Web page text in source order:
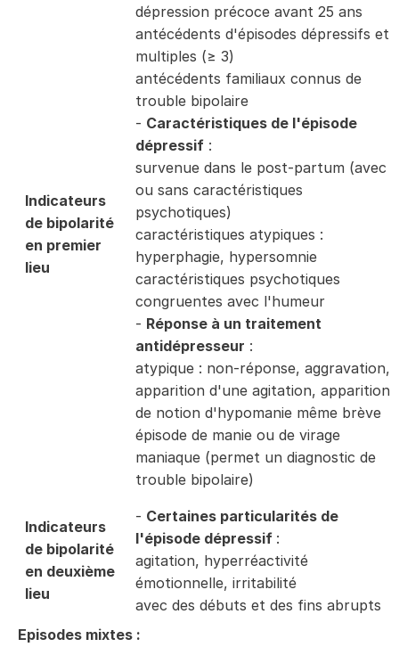
Indicateurs
de bipolarité
en premier
lieu
dépression précoce avant 25 ans
antécédents d'épisodes dépressifs et
multiples (≥ 3)
antécédents familiaux connus de
trouble bipolaire
- Caractéristiques de l'épisode
dépressif :
survenue dans le post-partum (avec
ou sans caractéristiques
psychotiques)
caractéristiques atypiques :
hyperphagie, hypersomnie
caractéristiques psychotiques
congruentes avec l'humeur
- Réponse à un traitement
antidépresseur :
atypique : non-réponse, aggravation,
apparition d'une agitation, apparition
de notion d'hypomanie même brève
épisode de manie ou de virage
maniaque (permet un diagnostic de
trouble bipolaire)
Indicateurs
de bipolarité
en deuxième
lieu
- Certaines particularités de
l'épisode dépressif :
agitation, hyperréactivité
émotionnelle, irritabilité
avec des débuts et des fins abrupts
Episodes mixtes :